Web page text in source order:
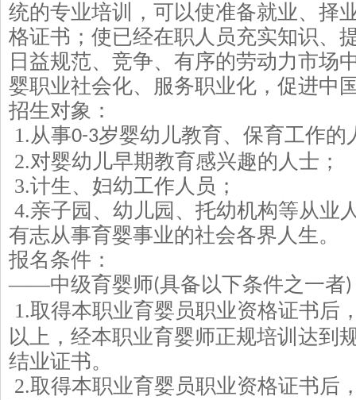
统的专业培训，可以使准备就业、择
格证书；使已经在职人员充实知识、
日益规范、竞争、有序的劳动力市场
婴职业社会化、服务职业化，促进中
招生对象：
1.从事0-3岁婴幼儿教育、保育工作的
2.对婴幼儿早期教育感兴趣的人士；
3.计生、妇幼工作人员；
4.亲子园、幼儿园、托幼机构等从业
有志从事育婴事业的社会各界人生。
报名条件：
——中级育婴师(具备以下条件之一者)
1.取得本职业育婴员职业资格证书后
以上，经本职业育婴师正规培训达到
结业证书。
2.取得本职业育婴员职业资格证书后